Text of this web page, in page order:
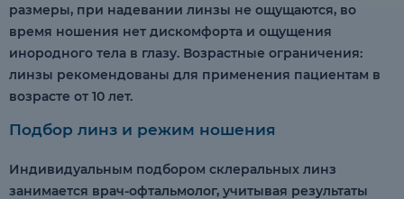
размеры, при надевании линзы не ощущаются, во
время ношения нет дискомфорта и ощущения
инородного тела в глазу. Возрастные ограничения:
линзы рекомендованы для применения пациентам в
возрасте от 10 лет.
Подбор линз и режим ношения
Индивидуальным подбором склеральных линз
занимается врач-офтальмолог, учитывая результаты